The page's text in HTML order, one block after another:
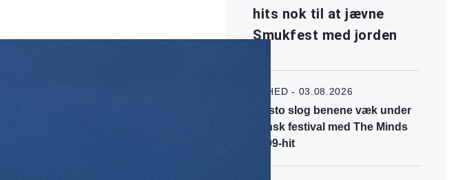
hits nok til at jævne
Smukfest med jorden
NYHED - 03.08.2026
Tiësto slog benene væk under
dansk festival med The Minds
of 99-hit